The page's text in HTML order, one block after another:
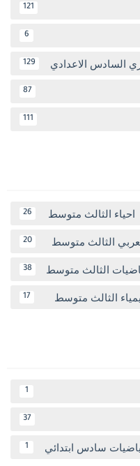
121
6
السادس الاعدادي 129
87
111
احياء الثالث متوسط 26
الثالث متوسط 20
الثالث متوسط 38
الثالث متوسط 17
1
37
سادس ابتدائي 1